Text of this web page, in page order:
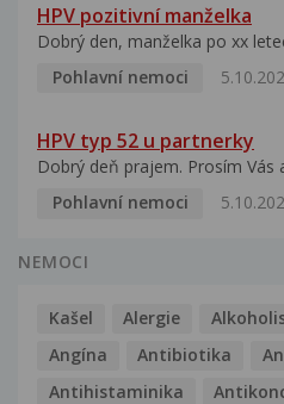
HPV pozitivní manželka
Dobrý den, manželka po xx
Pohlavní nemoci
HPV typ 52 u partnerky
Dobrý deň prajem. Prosím Vás
Pohlavní nemoci
NEMOCI
Kašel Alergie
Angína
Antibiotika
Antihistaminika